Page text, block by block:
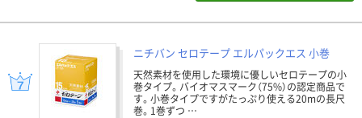
ニチバン セロテープ エルパックエス 小巻
天然素材を使用した環境に優しいセロテープの小
巻タイプ。バイオマスマーク（75%）の認定商品で
す。小巻タイプですがたっぷり使える20mの長尺
巻。1巻ずつ …